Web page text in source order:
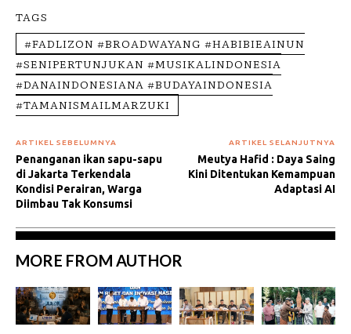
TAGS
#FADLIZON #BROADWAYANG #HABIBIEAINUN
#SENIPERTUNJUKAN #MUSIKALINDONESIA
#DANAINDONESIANA #BUDAYAINDONESIA
#TAMANISMAILMARZUKI
ARTIKEL SEBELUMNYA
Penanganan ikan sapu-sapu
di Jakarta Terkendala
Kondisi Perairan, Warga
Diimbau Tak Konsumsi
ARTIKEL SELANJUTNYA
Meutya Hafid : Daya Saing
Kini Ditentukan Kemampuan
Adaptasi AI
MORE FROM AUTHOR